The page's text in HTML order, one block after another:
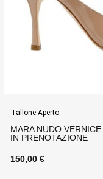
Tallone Aperto
ALICE BORGOGNA
cm SCARPE IN
170,00 €